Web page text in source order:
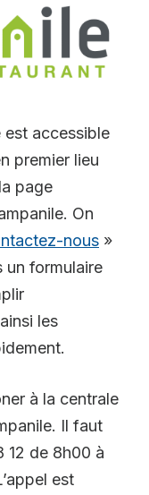
est accessible
premier lieu
page
On
nous »
un formulaire
les
à la centrale
Il faut
12 de 8h00 à
est